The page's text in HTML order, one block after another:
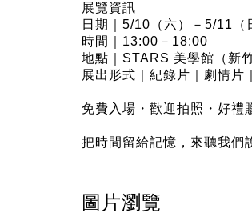
展覽資訊
日期｜5/10（六）－5/11（
時間｜13:00－18:00
地點｜STARS 美學館（新
展出形式｜紀錄片｜劇情片
免費入場・歡迎拍照・好禮
把時間留給記憶，來聽我們
圖片瀏覽